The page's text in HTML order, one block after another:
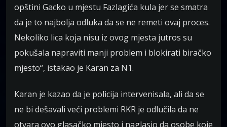
opštini Gacko u mjestu Fazlagića kula jer se smatra
da je to najbolja odluka da se ne remeti ovaj proces.
Nekoliko lica koja nisu iz ovog mjesta jutros su
pokušala napraviti manji problem i blokirati biračko
mjesto“, istakao je Karan za N1.
Karan je kazao da je policija intervenisala, ali da se
ne bi dešavali veći problemi RKR je odlučila da ne
otvara ovo glasačko mjesto i naglasio da osobe koje